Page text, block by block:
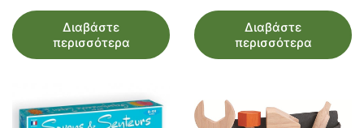
Διαβάστε
περισσότερα
Διαβάστε
περισσότερα